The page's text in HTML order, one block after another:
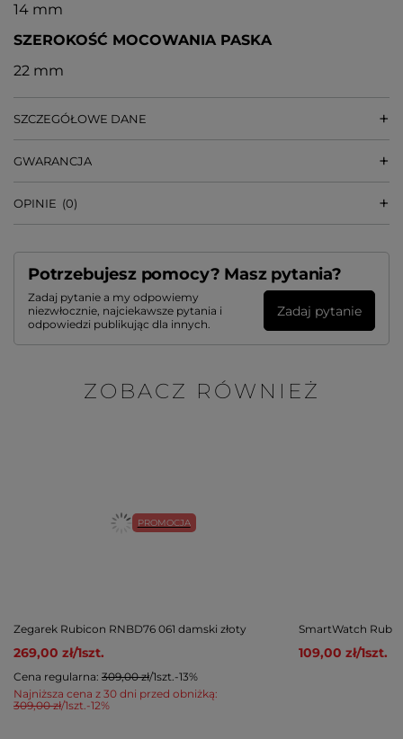
14 mm
SZEROKOŚĆ MOCOWANIA PASKA
22 mm
SZCZEGÓŁOWE DANE
GWARANCJA
OPINIE (0)
Potrzebujesz pomocy? Masz pytania?
Zadaj pytanie a my odpowiemy
niezwłocznie, najciekawsze pytania i
odpowiedzi publikując dla innych.
Zadaj pytanie
ZOBACZ RÓWNIEŻ
PROMOCJA
Zegarek Rubicon RNBD76 061 damski złoty
269,00 zł/1szt.
Najniższa cena z 30 dni przed obniżką:
309,00 zł/1szt.-12%
Cena regularna: 309,00 zł/1szt.-13%
SmartWatch
109,00 zł/1szt.